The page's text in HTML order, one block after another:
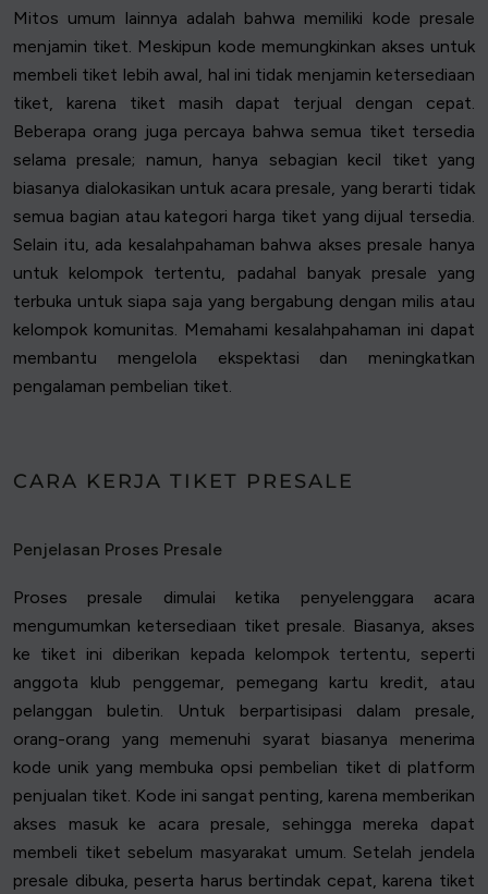
Mitos umum lainnya adalah bahwa memiliki kode presale
menjamin tiket. Meskipun kode memungkinkan akses untuk
membeli tiket lebih awal, hal ini tidak menjamin ketersediaan
tiket, karena tiket masih dapat terjual dengan cepat.
Beberapa orang juga percaya bahwa semua tiket tersedia
selama presale; namun, hanya sebagian kecil tiket yang
biasanya dialokasikan untuk acara presale, yang berarti tidak
semua bagian atau kategori harga tiket yang dijual tersedia.
Selain itu, ada kesalahpahaman bahwa akses presale hanya
untuk kelompok tertentu, padahal banyak presale yang
terbuka untuk siapa saja yang bergabung dengan milis atau
kelompok komunitas. Memahami kesalahpahaman ini dapat
membantu mengelola ekspektasi dan meningkatkan
pengalaman pembelian tiket.
CARA KERJA TIKET PRESALE
Penjelasan Proses Presale
Proses presale dimulai ketika penyelenggara acara
mengumumkan ketersediaan tiket presale. Biasanya, akses
ke tiket ini diberikan kepada kelompok tertentu, seperti
anggota klub penggemar, pemegang kartu kredit, atau
pelanggan buletin. Untuk berpartisipasi dalam presale,
orang-orang yang memenuhi syarat biasanya menerima
kode unik yang membuka opsi pembelian tiket di platform
penjualan tiket. Kode ini sangat penting, karena memberikan
akses masuk ke acara presale, sehingga mereka dapat
membeli tiket sebelum masyarakat umum. Setelah jendela
presale dibuka, peserta harus bertindak cepat, karena tiket